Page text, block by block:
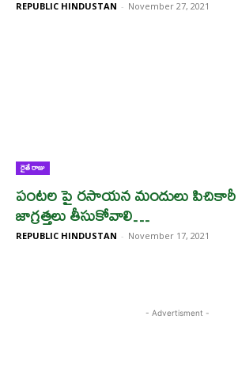
REPUBLIC HINDUSTAN - November 27, 2021
రైతే రాజు
పంటల పై రసాయన మందులు
జాగ్రత్తలు తీసుకోవాలి…
REPUBLIC HINDUSTAN - November 17, 2021
- Advertisment -